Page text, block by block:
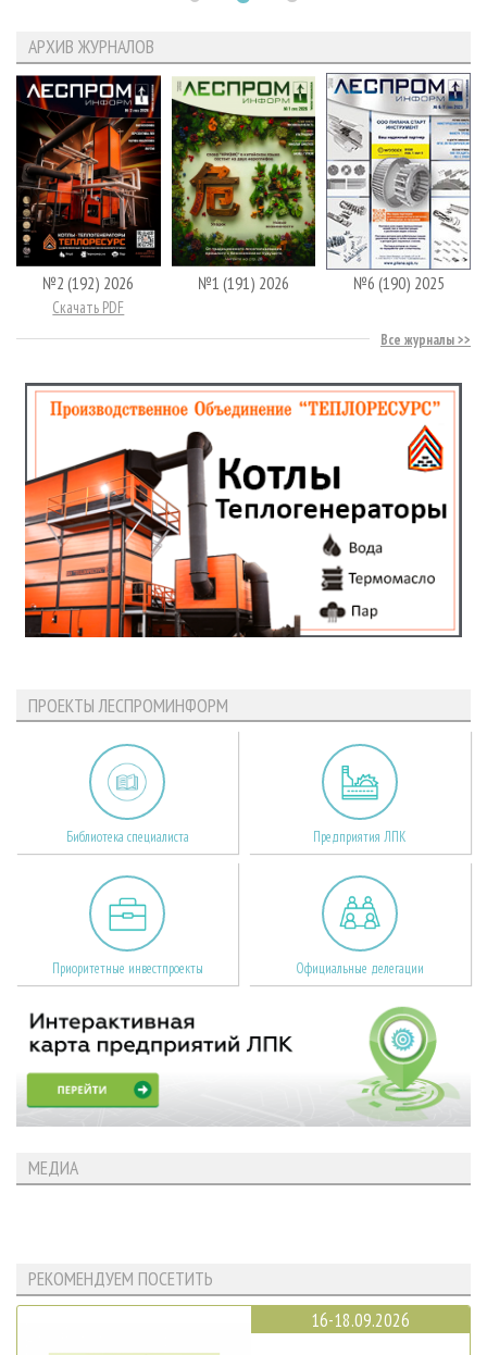
АРХИВ ЖУРНАЛОВ
№2 (192) 2026
Скачать PDF
№1 (191) 2026 №6 (190) 2025
Все журналы
ПРОЕКТЫ ЛЕСПРОМИНФОРМ
Библиотека специалиста Предприятия ЛПК
Приоритетные инвестпроекты Официальные делегации
МЕДИА
РЕКОМЕНДУЕМ ПОСЕТИТЬ
16-18.09.2026